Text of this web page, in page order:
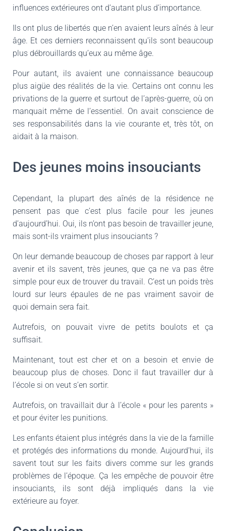
influences extérieures ont d’autant plus d’importance.
Ils ont plus de libertés que n’en avaient leurs aînés à leur
âge. Et ces derniers reconnaissent qu’ils sont beaucoup
plus débrouillards qu’eux au même âge.
Pour autant, ils avaient une connaissance beaucoup
plus aigüe des réalités de la vie. Certains ont connu les
privations de la guerre et surtout de l’après-guerre, où on
manquait même de l’essentiel. On avait conscience de
ses responsabilités dans la vie courante et, très tôt, on
aidait à la maison.
Des jeunes moins insouciants
Cependant, la plupart des aînés de la résidence ne
pensent pas que c’est plus facile pour les jeunes
d’aujourd’hui. Oui, ils n’ont pas besoin de travailler jeune,
mais sont-ils vraiment plus insouciants ?
On leur demande beaucoup de choses par rapport à leur
avenir et ils savent, très jeunes, que ça ne va pas être
simple pour eux de trouver du travail. C’est un poids très
lourd sur leurs épaules de ne pas vraiment savoir de
quoi demain sera fait.
Autrefois, on pouvait vivre de petits boulots et ça
suffisait.
Maintenant, tout est cher et on a besoin et envie de
beaucoup plus de choses. Donc il faut travailler dur à
l’école si on veut s’en sortir.
Autrefois, on travaillait dur à l’école « pour les parents »
et pour éviter les punitions.
Les enfants étaient plus intégrés dans la vie de la famille
et protégés des informations du monde. Aujourd’hui, ils
savent tout sur les faits divers comme sur les grands
problèmes de l’époque. Ça les empêche de pouvoir être
insouciants, ils sont déjà impliqués dans la vie
extérieure au foyer.